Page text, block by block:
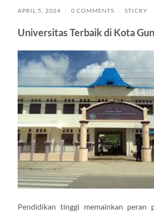
APRIL 5, 2024 / 0 COMMENTS / STICKY
Universitas Terbaik di Kota
Pendidikan tinggi memainkan peran